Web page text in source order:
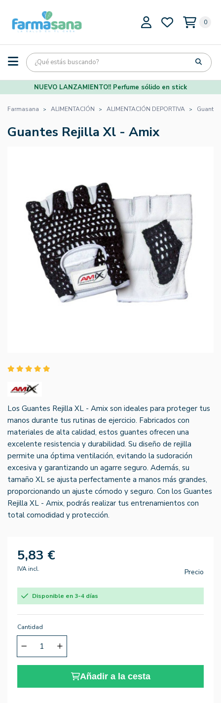
0
NUEVO LANZAMIENTO!! Perfume sólido en stick
Farmasana ALIMENTACIÓN ALIMENTACIÓN DEPORTIVA
Guantes Rejilla Xl - Amix
Los Guantes Rejilla XL - Amix son ideales para proteger tus
manos durante tus rutinas de ejercicio. Fabricados con
materiales de alta calidad, estos guantes ofrecen una
excelente resistencia y durabilidad. Su diseño de rejilla
permite una óptima ventilación, evitando la sudoración
excesiva y garantizando un agarre seguro. Además, su
tamaño XL se ajusta perfectamente a manos más grandes,
proporcionando un ajuste cómodo y seguro. Con los Guantes
Rejilla XL - Amix, podrás realizar tus entrenamientos con
total comodidad y protección.
5,83 €
IVA incl. Precio
Disponible en 3-4 días
Cantidad
Añadir a la cesta